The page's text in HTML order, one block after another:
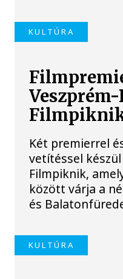
KULTÚRA
Két premierrel
vetítéssel
Filmpiknik,
között várja a
és
KULTÚRA